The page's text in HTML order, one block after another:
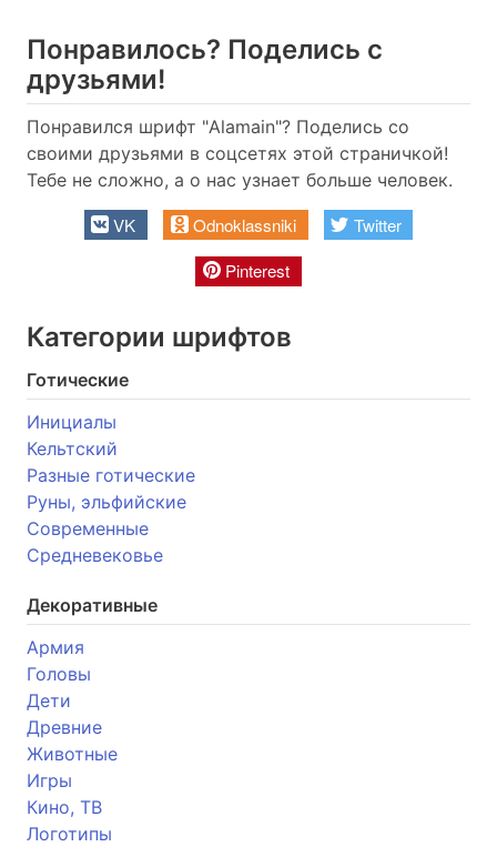
Понравилось? Поделись с
друзьями!
Понравился шрифт "Alamain"? Поделись со
своими друзьями в соцсетях этой страничкой!
Тебе не сложно, а о нас узнает больше человек.
VK Odnoklassniki
Twitter
Pinterest
Категории шрифтов
Готические
Инициалы
Кельтский
Разные готические
Руны, эльфийские
Современные
Средневековье
Декоративные
Армия
Головы
Дети
Древние
Животные
Игры
Кино, ТВ
Логотипы